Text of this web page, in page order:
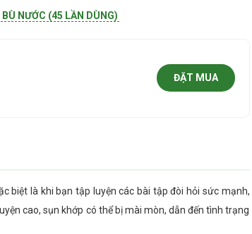
NƯỚC (45 LẦN DÙNG)
ĐẶT MUA
biệt là khi bạn tập luyện các bài tập đòi hỏi sức mạnh,
cao, sụn khớp có thể bị mài mòn, dẫn đến tình trạng